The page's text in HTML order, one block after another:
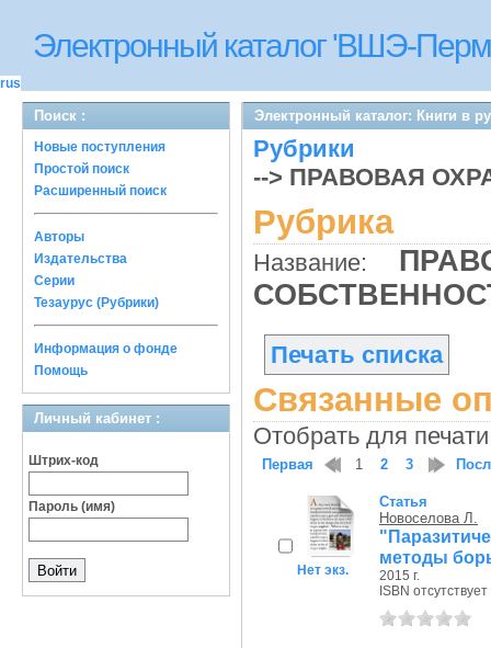
Электронный каталог 'ВШЭ-
rus
Поиск :
Новые поступления
Простой поиск
Расширенный поиск
Авторы
Издательства
Серии
Тезаурус (Рубрики)
Информация о фонде
Помощь
Личный кабинет :
Штрих-код
Пароль (имя)
Электронный каталог: Книги в
Рубрики
--> ПРАВОВАЯ
Рубрика
Название:
Печать списка
Связанные
Отобрать для
Первая 1 2 3
Нет экз.
Статья
Новоселова Л.
методы
2015 г.
ISBN отсутствует